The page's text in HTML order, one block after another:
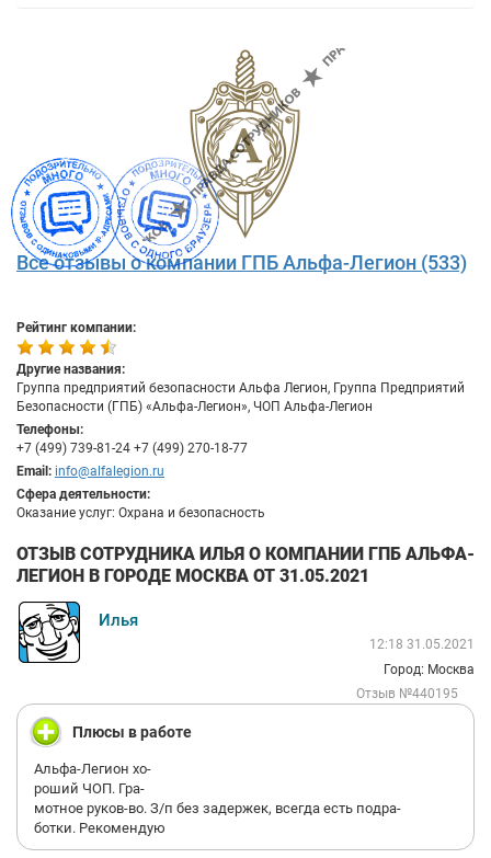
Все отзывы о компании ГПБ Альфа-Легион (533)
Рейтинг компании:
Другие названия:
Группа предприятий безопасности Альфа Легион, Группа Предприятий
Безопасности (ГПБ) «Альфа-Легион», ЧОП Альфа-Легион
Телефоны:
+7 (499) 739-81-24 +7 (499) 270-18-77
Email: info@alfalegion.ru
Сфера деятельности:
Оказание услуг: Охрана и безопасность
ОТЗЫВ СОТРУДНИКА ИЛЬЯ О КОМПАНИИ ГПБ АЛЬФА-
ЛЕГИОН В ГОРОДЕ МОСКВА ОТ 31.05.2021
Илья
12:18 31.05.2021
Город: Москва
Отзыв №440195
Плюсы в работе
Альфа-Легион хо-
роший ЧОП. Гра-
мотное руков-во. З/п без задержек, всегда есть подра-
ботки. Рекомендую